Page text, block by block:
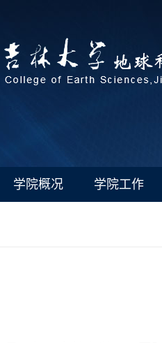
学院概况 学院工作